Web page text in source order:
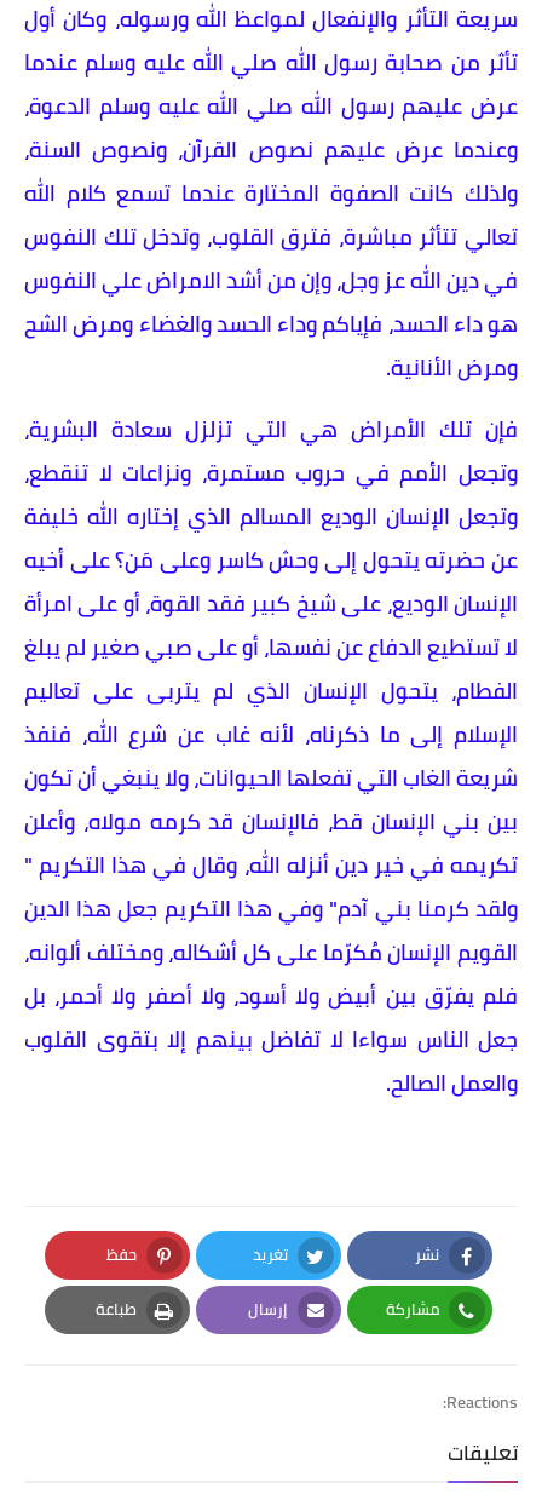
سريعة التأثر والإنفعال لمواعظ الله ورسوله، وكان أول
تأثر من صحابة رسول الله صلي الله عليه وسلم عندما
عرض عليهم رسول الله صلي الله عليه وسلم الدعوة،
وعندما عرض عليهم نصوص القرآن، ونصوص السنة،
ولذلك كانت الصفوة المختارة عندما تسمع كلام الله
تعالي تتأثر مباشرة، فترق القلوب، وتدخل تلك النفوس
في دين الله عز وجل، وإن من أشد الامراض علي النفوس
هو داء الحسد، فإياكم وداء الحسد والغضاء ومرض الشح
ومرض الأنانية.
فإن تلك الأمراض هي التي تزلزل سعادة البشرية،
وتجعل الأمم في حروب مستمرة، ونزاعات لا تنقطع،
وتجعل الإنسان الوديع المسالم الذي إختاره الله خليفة
عن حضرته يتحول إلى وحش كاسر وعلى مَن؟ على أخيه
الإنسان الوديع، على شيخ كبير فقد القوة، أو على امرأة
لا تستطيع الدفاع عن نفسها، أو على صبي صغير لم يبلغ
الفطام، يتحول الإنسان الذي لم يتربى على تعاليم
الإسلام إلى ما ذكرناه، لأنه غاب عن شرع الله، فنفذ
شريعة الغاب التي تفعلها الحيوانات، ولا ينبغي أن تكون
بين بني الإنسان قط، فالإنسان قد كرمه مولاه، وأعلن
تكريمه في خير دين أنزله الله، وقال في هذا التكريم "
ولقد كرمنا بني آدم" وفي هذا التكريم جعل هذا الدين
القويم الإنسان مُكرّما على كل أشكاله، ومختلف ألوانه،
فلم يفرّق بين أبيض ولا أسود، ولا أصفر ولا أحمر، بل
جعل الناس سواءا لا تفاضل بينهم إلا بتقوى القلوب
والعمل الصالح.
نشر
Facebook
تغريد
Twitter
حفظ
Pinterest
مشاركة
Whatsapp
إرسال
Email
طباعة
Print
Reactions:
تعليقات